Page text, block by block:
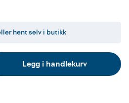
hent selv i butikk
Legg i handlekurv